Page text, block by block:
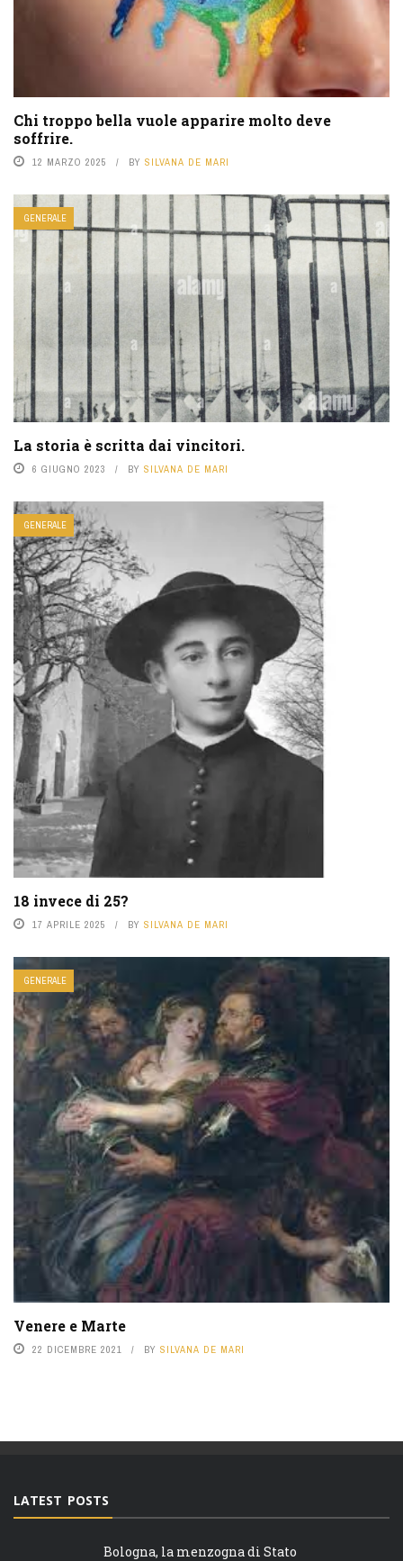
Chi troppo bella vuole apparire molto deve
soffrire.
12 MARZO 2025 BY SILVANA DE MARI
GENERALE
La storia è scritta dai vincitori.
6 GIUGNO 2023 BY SILVANA DE MARI
GENERALE
18 invece di 25?
17 APRILE 2025 BY SILVANA DE MARI
GENERALE
Venere e Marte
22 DICEMBRE 2021 BY SILVANA DE MARI
LATEST POSTS
Bologna, la menzogna di Stato